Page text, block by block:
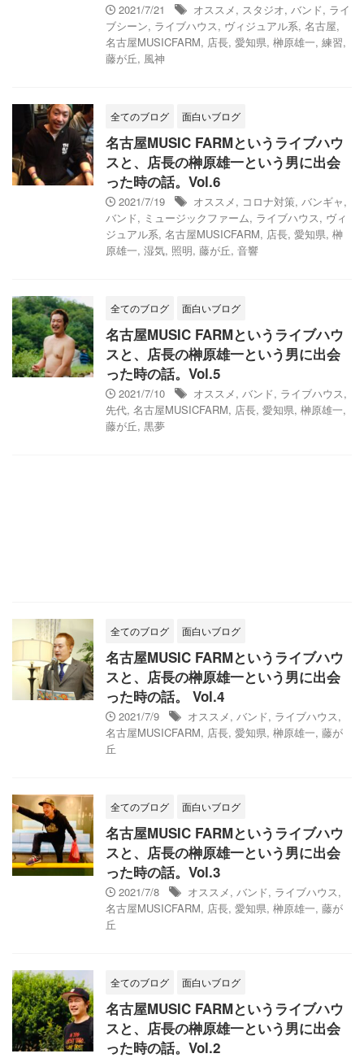
2021/7/21 オススメ, スタジオ, バンド, ライ
ブシーン, ライブハウス, ヴィジュアル系, 名古屋,
名古屋MUSICFARM, 店長, 愛知県, 榊原雄一, 練習,
藤が丘, 風神
全てのブログ 面白いブログ
名古屋MUSIC FARMというライブハウ
スと、店長の榊原雄一という男に出会
った時の話。Vol.6
2021/7/19 オススメ, コロナ対策, バンギャ,
バンド, ミュージックファーム, ライブハウス, ヴィ
ジュアル系, 名古屋MUSICFARM, 店長, 愛知県, 榊
原雄一, 湿気, 照明, 藤が丘, 音響
全てのブログ 面白いブログ
名古屋MUSIC FARMというライブハウ
スと、店長の榊原雄一という男に出会
った時の話。Vol.5
2021/7/10 オススメ, バンド, ライブハウス,
先代, 名古屋MUSICFARM, 店長, 愛知県, 榊原雄一,
藤が丘, 黒夢
全てのブログ 面白いブログ
名古屋MUSIC FARMというライブハウ
スと、店長の榊原雄一という男に出会
った時の話。 Vol.4
2021/7/9 オススメ, バンド, ライブハウス,
名古屋MUSICFARM, 店長, 愛知県, 榊原雄一, 藤が
丘
全てのブログ 面白いブログ
名古屋MUSIC FARMというライブハウ
スと、店長の榊原雄一という男に出会
った時の話。Vol.3
2021/7/8 オススメ, バンド, ライブハウス,
名古屋MUSICFARM, 店長, 愛知県, 榊原雄一, 藤が
丘
全てのブログ 面白いブログ
名古屋MUSIC FARMというライブハウ
スと、店長の榊原雄一という男に出会
った時の話。Vol.2